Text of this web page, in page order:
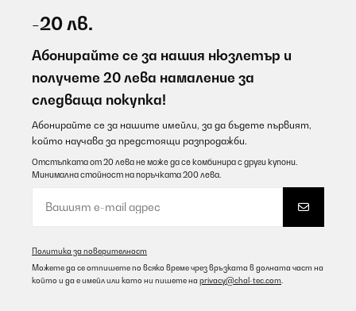
-20 лв.
Абонирайте се за нашия нюзлетър и
получете 20 лева намаление за
следваща покупка!
Абонирайте се за нашите имейли, за да бъдете първият,
който научава за предстоящи разпродажби.
Отстъпката от 20 лева не може да се комбинира с други купони.
Минимална стойност на поръчката 200 лева.
Политика за поверителност
Можете да се отпишете по всяко време чрез връзката в долната част на
който и да е имейл или като ни пишете на privacy@chal-tec.com